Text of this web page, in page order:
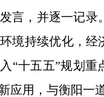
言，并逐一记
境持续优化，
“十五五”规划
应用，与衡阳一